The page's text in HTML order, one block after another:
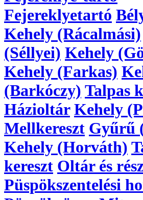
Fejereklyetartó
Kehely (Rácalmási)
(Séllyei) Kehely
Kehely (Farkas)
(Barkóczy) Talpas
Házioltár Kehely
Mellkereszt Gyűrű
Kehely (Horváth)
kereszt Oltár és
Püspökszentelési